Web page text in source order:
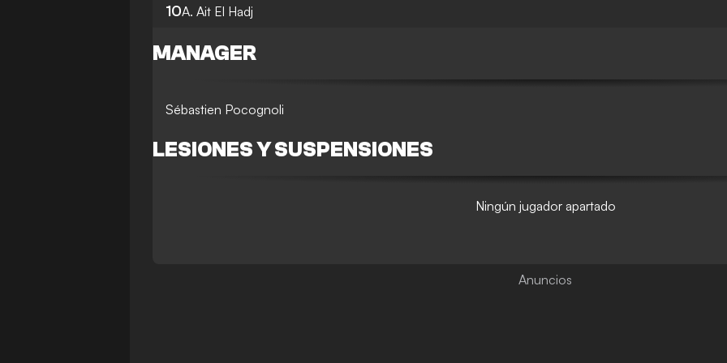
10A. Ait El Hadj
MANAGER
Sébastien Pocognoli
LESIONES Y SUSPENSIONES
Ningún jugador apartado